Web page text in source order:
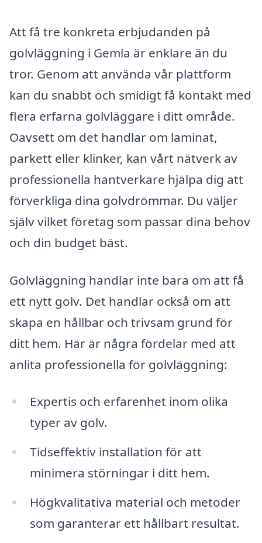
Att få tre konkreta erbjudanden på
golvläggning i Gemla är enklare än du
tror. Genom att använda vår plattform
kan du snabbt och smidigt få kontakt med
flera erfarna golvläggare i ditt område.
Oavsett om det handlar om laminat,
parkett eller klinker, kan vårt nätverk av
professionella hantverkare hjälpa dig att
förverkliga dina golvdrömmar. Du väljer
själv vilket företag som passar dina behov
och din budget bäst.
Golvläggning handlar inte bara om att få
ett nytt golv. Det handlar också om att
skapa en hållbar och trivsam grund för
ditt hem. Här är några fördelar med att
anlita professionella för golvläggning:
Expertis och erfarenhet inom olika
typer av golv.
Tidseffektiv installation för att
minimera störningar i ditt hem.
Högkvalitativa material och metoder
som garanterar ett hållbart resultat.